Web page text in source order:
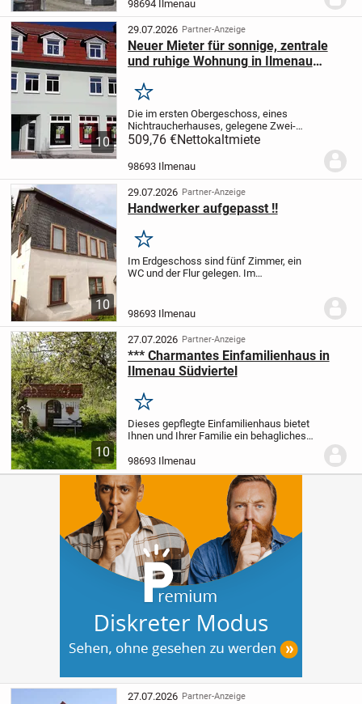
98694 Ilmenau
10
29.07.2026 Partner-Anzeige
Neuer Mieter für sonnige, zentrale
und ruhige Wohnung in Ilmenau
Merken
Die im ersten Obergeschoss, eines
Nichtraucherhauses, gelegene Zwei-
Raumwohnung bietet Ihnen einen großen
und ein Schlafzimmer. Als Nutzfläche
509,76 €Nettokaltmiete
98693 Ilmenau
10
29.07.2026 Partner-Anzeige
Handwerker aufgepasst !!
Merken
Im Erdgeschoss sind fünf Zimmer, ein
WC und der Flur gelegen. Im
Kinderzimmer, ein WC im Anbau und der
98693 Ilmenau
10
27.07.2026 Partner-Anzeige
*** Charmantes Einfamilienhaus in
Ilmenau Südviertel
Merken
Dieses gepflegte Einfamilienhaus bietet
Ihnen und Ihrer Familie ein behagliches
und zahlreichen Nutzungsmöglichkeiten.
Auf einem großzügigen, nach Süden
ausgerichtet...
98693 Ilmenau
27.07.2026 Partner-Anzeige